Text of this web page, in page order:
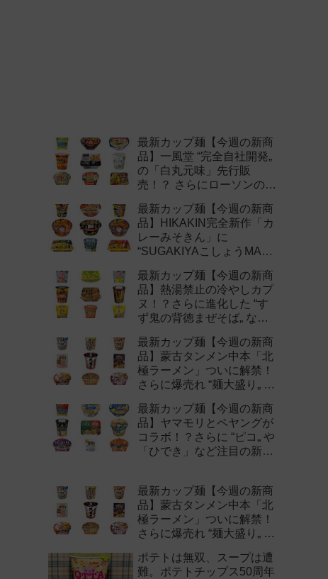
最新カップ麺【今週の新商
品】一風堂 “完全自社開発„
の「白丸元味」先行販
売！？ さらにローソンの激
新作まとめ！
最新カップ麺【今週の新商
品】HIKAKIN完全新作「カ
レーみそきん」に
“SUGAKIYAこしょうMAX„
最新カップ麺【今週の新商
品】熱湯禁止の冷やしカプ
ヌ！？さらに進化した “す
ず鬼の背徳まぜそば„ など
最新カップ麺【今週の新商
品】蒙古タンメン中本「北
極ラーメン」ついに解禁！
さらに爆売れ “麺大盛り„ シ
作まとめ！
最新カップ麺【今週の新商
品】ヤマモリとペヤングが
コラボ！？さらに “ピコ„ や
「ひでき」など注目の新作
最新カップ麺【今週の新商
品】蒙古タンメン中本「北
極ラーメン」ついに解禁！
さらに爆売れ “麺大盛り„ シ
作まとめ！
ポテトは無双、スープは遭
難。ポテトチップス50周年